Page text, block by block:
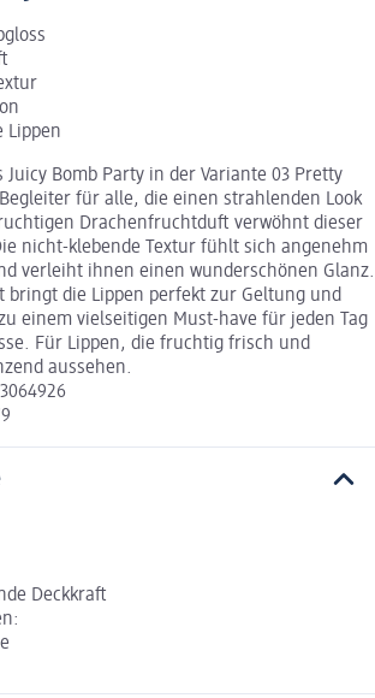
Lippen
Juicy Bomb Party in der Variante 03 Pretty
für alle, die einen strahlenden Look
Drachenfruchtduft verwöhnt dieser
nicht-klebende Textur fühlt sich angenehm
verleiht ihnen einen wunderschönen Glanz.
bringt die Lippen perfekt zur Geltung und
einem vielseitigen Must-have für jeden Tag
Für Lippen, die fruchtig frisch und
aussehen.
Deckkraft